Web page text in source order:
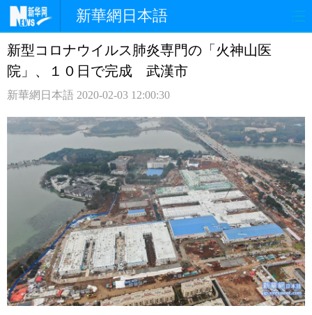
新華網日本語
ホームページ 政治 経済
観光 評論 写真
中日対訳
新型コロナウイルス肺炎専門の「火神山医
院」、１０日で完成 武漢市
新華網日本語 2020-02-03 12:00:30